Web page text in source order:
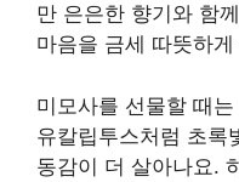
만 은은한 향기와 함
마음을 금세 따뜻하
미모사를 선물할 때
유칼립투스처럼 초록
동감이 더 살아나요.